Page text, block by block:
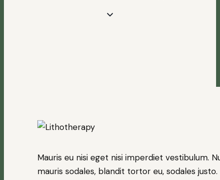
Mauris eu nisi eget nisi imperdiet vestibulum.
mauris sodales, blandit tortor eu, sodales